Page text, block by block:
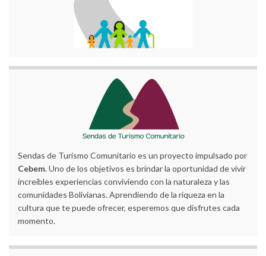
Sendas de Turismo Comunitario es un proyecto impulsado por
Cebem. Uno de los objetivos es brindar la oportunidad de vivir
increíbles experiencias conviviendo con la naturaleza y las
comunidades Bolivianas. Aprendiendo de la riqueza en la
cultura que te puede ofrecer, esperemos que disfrutes cada
momento.